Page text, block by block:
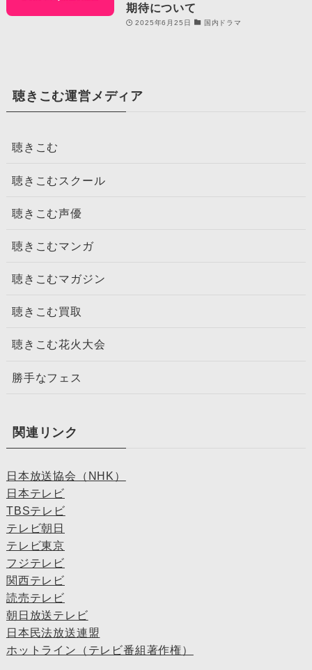
期待について
2025年6月25日 国内ドラマ
聴きこむ運営メディア
聴きこむ
聴きこむスクール
聴きこむ声優
聴きこむマンガ
聴きこむマガジン
聴きこむ買取
聴きこむ花火大会
勝手なフェス
関連リンク
日本放送協会（NHK）
日本テレビ
TBSテレビ
テレビ朝日
テレビ東京
フジテレビ
関西テレビ
読売テレビ
朝日放送テレビ
日本民法放送連盟
ホットライン（テレビ番組著作権）